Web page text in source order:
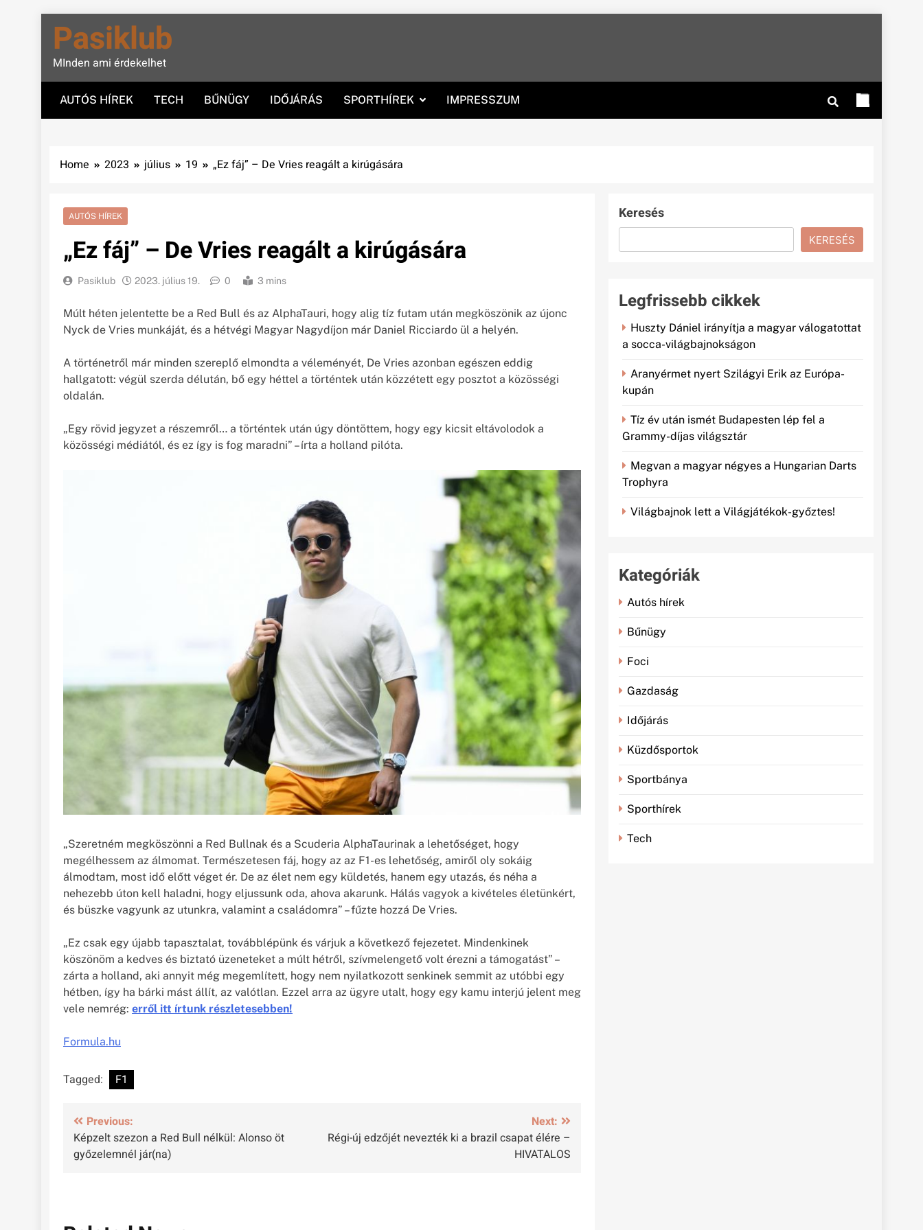
content
Pasiklub
MInden ami érdekelhet
AUTÓS HÍREK TECH BŰNÜGY IDŐJÁRÁS SPORTHÍREK IMPRESSZUM
Home 2023 július 19 „Ez fáj” – De Vries reagált a kirúgására
AUTÓS HÍREK
„Ez fáj” – De Vries reagált a kirúgására
Pasiklub 2023. július 19. 0 3 mins
Múlt héten jelentette be a Red Bull és az AlphaTauri, hogy alig tíz futam után megköszönik az újonc
Nyck de Vries munkáját, és a hétvégi Magyar Nagydíjon már Daniel Ricciardo ül a helyén.
A történetről már minden szereplő elmondta a véleményét, De Vries azonban egészen eddig
hallgatott: végül szerda délután, bő egy héttel a történtek után közzétett egy posztot a közösségi
oldalán.
„Egy rövid jegyzet a részemről… a történtek után úgy döntöttem, hogy egy kicsit eltávolodok a
közösségi médiától, és ez így is fog maradni” – írta a holland pilóta.
„Szeretném megköszönni a Red Bullnak és a Scuderia AlphaTaurinak a lehetőséget, hogy
megélhessem az álmomat. Természetesen fáj, hogy az az F1-es lehetőség, amiről oly sokáig
álmodtam, most idő előtt véget ér. De az élet nem egy küldetés, hanem egy utazás, és néha a
nehezebb úton kell haladni, hogy eljussunk oda, ahova akarunk. Hálás vagyok a kivételes életünkért,
és büszke vagyunk az utunkra, valamint a családomra” – fűzte hozzá De Vries.
„Ez csak egy újabb tapasztalat, továbblépünk és várjuk a következő fejezetet. Mindenkinek
köszönöm a kedves és biztató üzeneteket a múlt hétről, szívmelengető volt érezni a támogatást” –
zárta a holland, aki annyit még megemlített, hogy nem nyilatkozott senkinek semmit az utóbbi egy
hétben, így ha bárki mást állít, az valótlan. Ezzel arra az ügyre utalt, hogy egy kamu interjú jelent meg
vele nemrég: erről itt írtunk részletesebben!
Formula.hu
Tagged: F1
Bejegyzés
navigáció
Previous:
Képzelt szezon a Red Bull nélkül: Alonso öt
győzelemnél jár(na)
Next:
Régi-új edzőjét nevezték ki a brazil csapat élére –
HIVATALOS
Keresés
KERESÉS
Legfrissebb cikkek
Huszty Dániel irányítja a magyar válogatottat
a socca-világbajnokságon
Aranyérmet nyert Szilágyi Erik az Európa-
kupán
Tíz év után ismét Budapesten lép fel a
Grammy-díjas világsztár
Megvan a magyar négyes a Hungarian Darts
Trophyra
Világbajnok lett a Világjátékok-győztes!
Kategóriák
Autós hírek
Bűnügy
Foci
Gazdaság
Időjárás
Küzdősportok
Sportbánya
Sporthírek
Tech